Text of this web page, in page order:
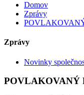
Domov
Zprávy
Zprávy
Novinky
POVLAKOVANÝ